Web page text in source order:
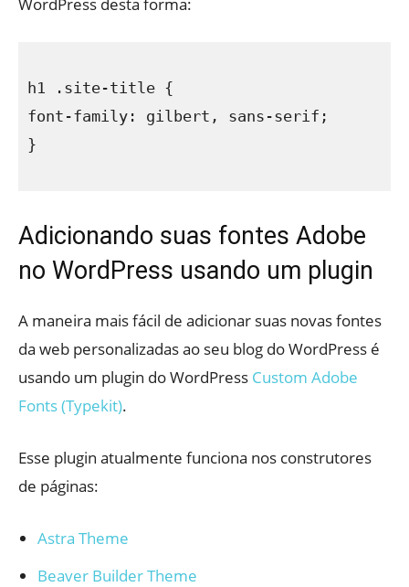
h1 .site-title {
font-family: gilbert, sans-serif;
}
Adicionando suas fontes Adobe
no WordPress usando um plugin
A maneira mais fácil de adicionar suas novas fontes
da web personalizadas ao seu blog do WordPress é
usando um plugin do WordPress Custom Adobe
Fonts (Typekit).
Esse plugin atualmente funciona nos construtores
de páginas:
Astra Theme
Beaver Builder Theme